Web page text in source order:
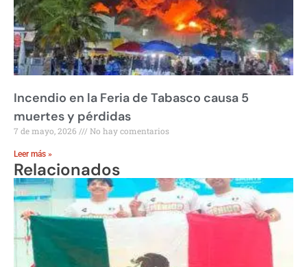
Incendio en la Feria de Tabasco causa 5
muertes y pérdidas
7 de mayo, 2026 No hay comentarios
Leer más »
Relacionados